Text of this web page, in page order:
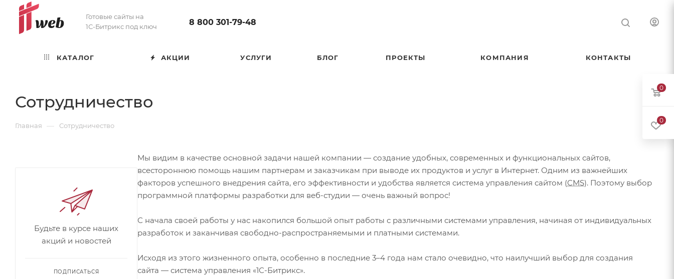
Готовые сайты на
1С-Битрикс под ключ
8 800 301-79-48
КАТАЛОГ АКЦИИ УСЛУГИ БЛОГ ПРОЕКТЫ КОМПАНИЯ КОНТАКТЫ
Сотрудничество
Главная — Сотрудничество
Мы видим в качестве основной задачи нашей компании — создание удобных, современных и функциональных сайтов,
всестороннюю помощь нашим партнерам и заказчикам при выводе их продуктов и услуг в Интернет. Одним из важнейших
факторов успешного внедрения сайта, его эффективности и удобства является система управления сайтом (CMS). Поэтому выбор
программной платформы разработки для веб-студии — очень важный вопрос!
С начала своей работы у нас накопился большой опыт работы с различными системами управления, начиная от индивидуальных
разработок и заканчивая свободно-распространяемыми и платными системами.
Исходя из этого жизненного опыта, особенно в последние 3–4 года нам стало очевидно, что наилучший выбор для создания
сайта — система управления «1С-Битрикс».
Будьте в курсе наших
акций и новостей
ПОДПИСАТЬСЯ
0
0